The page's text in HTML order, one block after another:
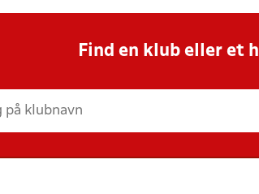
Find en klub eller et